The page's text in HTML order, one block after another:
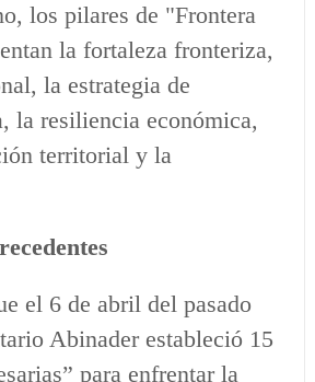
los pilares de "Frontera
la fortaleza fronteriza,
la estrategia de
la resiliencia económica,
territorial y la
el 6 de abril del pasado
Abinader estableció 15
para enfrentar la